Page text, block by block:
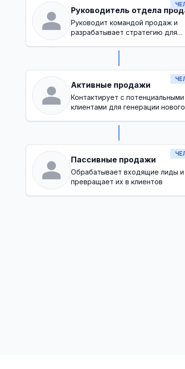
Руководитель отдела
Руководит командой продаж и
разрабатывает стратегию для
Активные продажи
Контактирует с потенциальными
клиентами для генерации нового
Пассивные продажи
Обрабатывает входящие лиды и
превращает их в клиентов